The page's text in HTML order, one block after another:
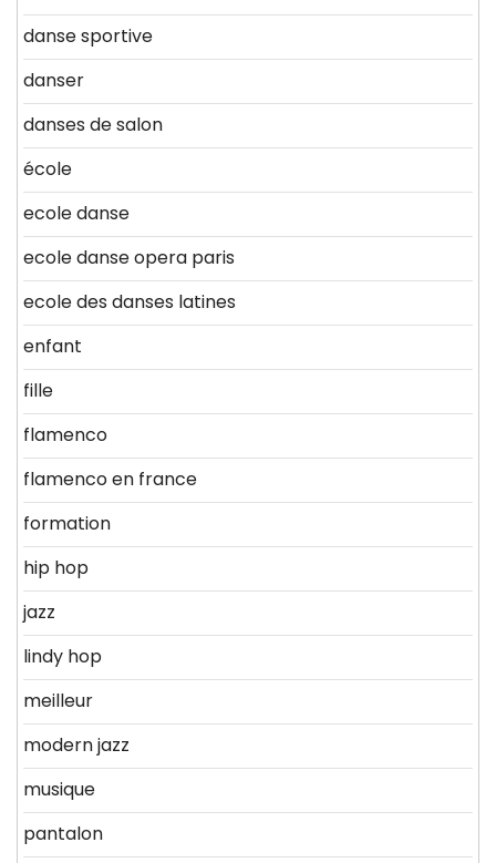
danse sportive
danser
danses de salon
école
ecole danse
ecole danse opera paris
ecole des danses latines
enfant
fille
flamenco
flamenco en france
formation
hip hop
jazz
lindy hop
meilleur
modern jazz
musique
pantalon